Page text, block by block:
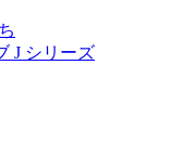
J シリーズ